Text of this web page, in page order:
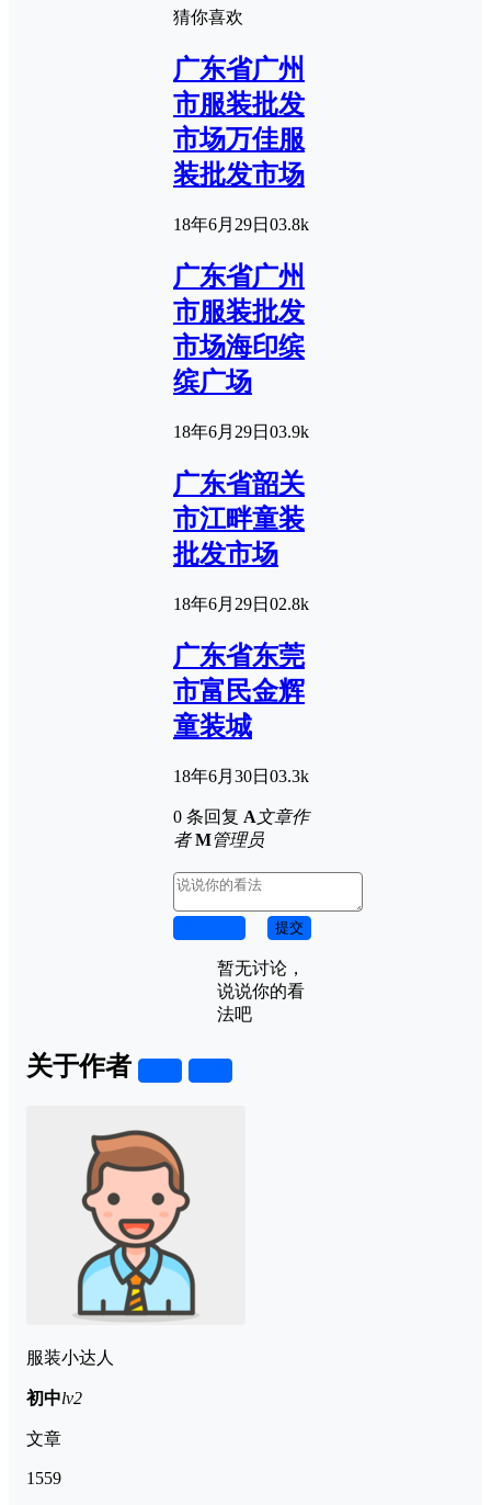
猜你喜欢
广东省广州
市服装批发
市场万佳服
装批发市场
18年6月29日 03.8k
广东省广州
市服装批发
市场海印缤
缤广场
18年6月29日 03.9k
广东省韶关
市江畔童装
批发市场
18年6月29日 02.8k
广东省东莞
市富民金辉
童装城
18年6月30日 03.3k
0 条回复 A文章作
者 M管理员
提交
暂无讨论，
说说你的看
法吧
关于作者
服装小达人
初中lv2
文章
1559